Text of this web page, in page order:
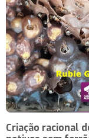
Criação racional